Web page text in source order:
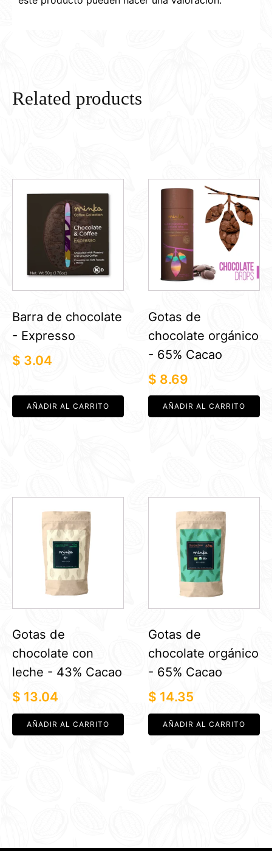
Related products
Barra de chocolate
- Expresso
$ 3.04
AÑADIR AL CARRITO
Gotas de
chocolate orgánico
- 65% Cacao
$ 8.69
AÑADIR AL CARRITO
Gotas de
chocolate con
leche - 43% Cacao
$ 13.04
AÑADIR AL CARRITO
Gotas de
chocolate orgánico
- 65% Cacao
$ 14.35
AÑADIR AL CARRITO